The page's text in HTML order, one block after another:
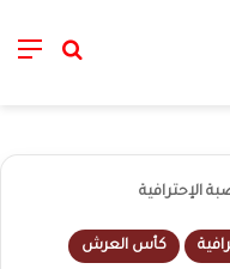
خانة
الإحترافية
كأس العرش